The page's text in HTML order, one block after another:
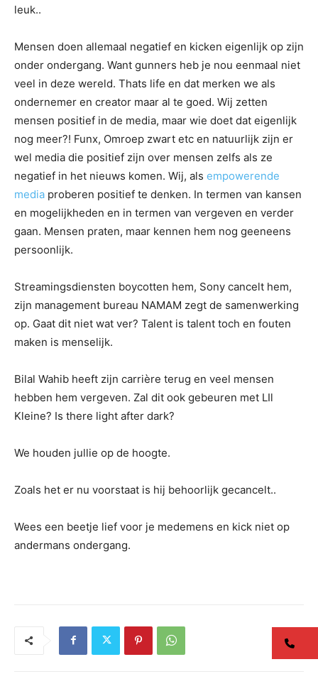
leuk..
Mensen doen allemaal negatief en kicken eigenlijk op zijn
onder ondergang. Want gunners heb je nou eenmaal niet
veel in deze wereld. Thats life en dat merken we als
ondernemer en creator maar al te goed. Wij zetten
mensen positief in de media, maar wie doet dat eigenlijk
nog meer?! Funx, Omroep zwart etc en natuurlijk zijn er
wel media die positief zijn over mensen zelfs als ze
negatief in het nieuws komen. Wij, als empowerende
media proberen positief te denken. In termen van kansen
en mogelijkheden en in termen van vergeven en verder
gaan. Mensen praten, maar kennen hem nog geeneens
persoonlijk.
Streamingsdiensten boycotten hem, Sony cancelt hem,
zijn management bureau NAMAM zegt de samenwerking
op. Gaat dit niet wat ver? Talent is talent toch en fouten
maken is menselijk.
Bilal Wahib heeft zijn carrière terug en veel mensen
hebben hem vergeven. Zal dit ook gebeuren met LIl
Kleine? Is there light after dark?
We houden jullie op de hoogte.
Zoals het er nu voorstaat is hij behoorlijk gecancelt..
Wees een beetje lief voor je medemens en kick niet op
andermans ondergang.